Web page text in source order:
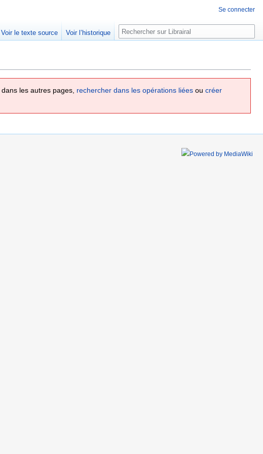
dans les autres pages, rechercher dans les opérations liées ou créer
Se connecter
Voir le texte source Voir l’historique Rechercher